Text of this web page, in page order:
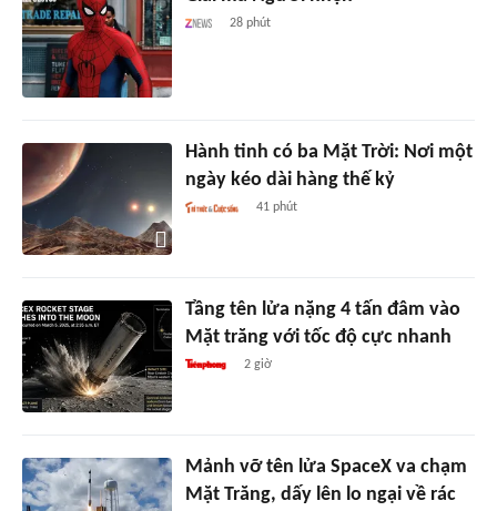
28 phút
Hành tinh có ba Mặt Trời: Nơi một
ngày kéo dài hàng thế kỷ
41 phút
Tầng tên lửa nặng 4 tấn đâm vào
Mặt trăng với tốc độ cực nhanh
2 giờ
Mảnh vỡ tên lửa SpaceX va chạm
Mặt Trăng, dấy lên lo ngại về rác